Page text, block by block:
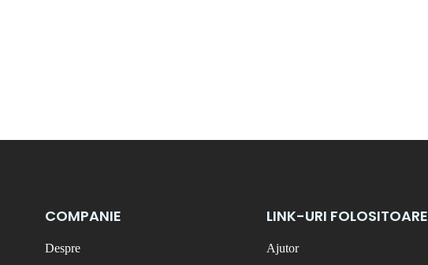
COMPANIE
Despre
LINK-URI FOLOSITOARE
Ajutor